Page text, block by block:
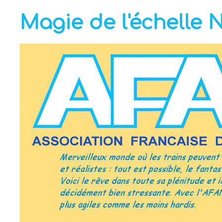
Magie de l'échelle